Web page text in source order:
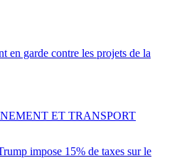
en garde contre les projets de la
impose 15% de taxes sur le
ET TRANSPORT